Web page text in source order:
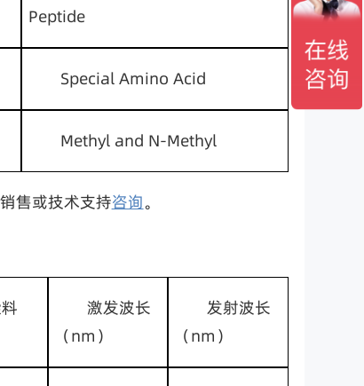
Peptide
Special Amino Acid
Methyl and N-Methyl
售或技术支持咨询。
料
激发波长
（nm）
发射波长
（nm）